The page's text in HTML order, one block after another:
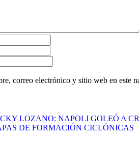
correo electrónico y sitio web en este
LOZANO: NAPOLI GOLEÓ
DE FORMACIÓN CICLÓNICAS